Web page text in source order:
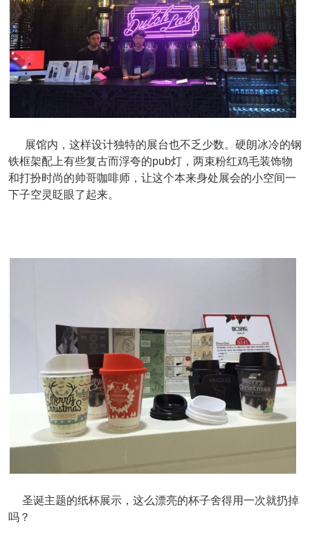
展馆内，这样设计独特的展台也不乏少数。硬朗冰冷的钢
铁框架配上有些复古而浮夸的pub灯，两束粉红鸡毛装饰物
和打扮时尚的帅哥咖啡师，让这个本来身处展会的小空间一
下子空灵眨眼了起来。
圣诞主题的纸杯展示，这么漂亮的杯子舍得用一次就扔掉
吗？